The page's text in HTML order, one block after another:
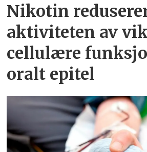
Nikotin
aktiviteten av
cellulære
oralt epitel